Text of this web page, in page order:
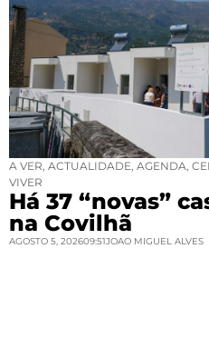
A VER, ACTUALIDADE, AGENDA,
VIVER
Há 37 “novas”
na Covilhã
AGOSTO 5, 202609:51JOAO MIGUEL ALVES